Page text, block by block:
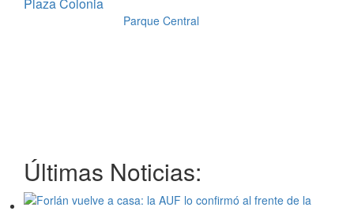
Parque Central
Últimas Noticias: